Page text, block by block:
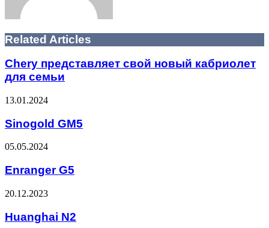
Related Articles
Chery представляет свой новый кабриолет
для семьи
13.01.2024
Sinogold GM5
05.05.2024
Enranger G5
20.12.2023
Huanghai N2